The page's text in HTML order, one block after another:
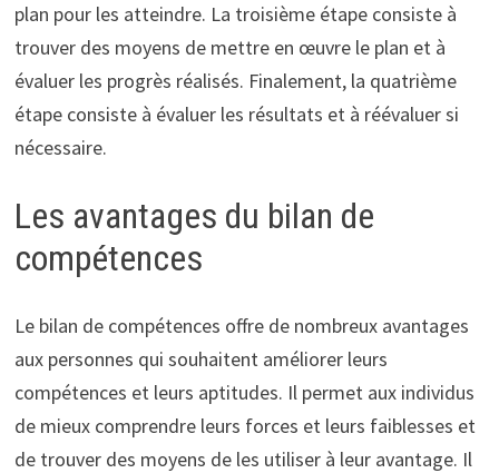
plan pour les atteindre. La troisième étape consiste à
trouver des moyens de mettre en œuvre le plan et à
évaluer les progrès réalisés. Finalement, la quatrième
étape consiste à évaluer les résultats et à réévaluer si
nécessaire.
Les avantages du bilan de
compétences
Le bilan de compétences offre de nombreux avantages
aux personnes qui souhaitent améliorer leurs
compétences et leurs aptitudes. Il permet aux individus
de mieux comprendre leurs forces et leurs faiblesses et
de trouver des moyens de les utiliser à leur avantage. Il